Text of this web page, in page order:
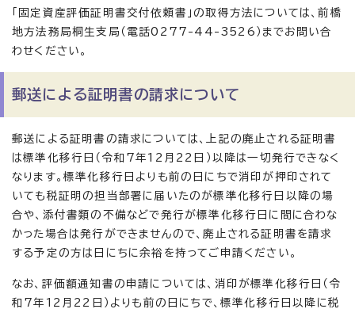
「固定資産評価証明書交付依頼書」の取得方法については、前橋
地方法務局桐生支局（電話0277-44-3526）までお問い合
わせください。
郵送による証明書の請求について
郵送による証明書の請求については、上記の廃止される証明書
は標準化移行日（令和7年12月22日）以降は一切発行できなく
なります。標準化移行日よりも前の日にちで消印が押印されて
いても税証明の担当部署に届いたのが標準化移行日以降の場
合や、添付書類の不備などで発行が標準化移行日に間に合わな
かった場合は発行ができませんので、廃止される証明書を請求
する予定の方は日にちに余裕を持ってご申請ください。
なお、評価額通知書の申請については、消印が標準化移行日（令
和7年12月22日）よりも前の日にちで、標準化移行日以降に税